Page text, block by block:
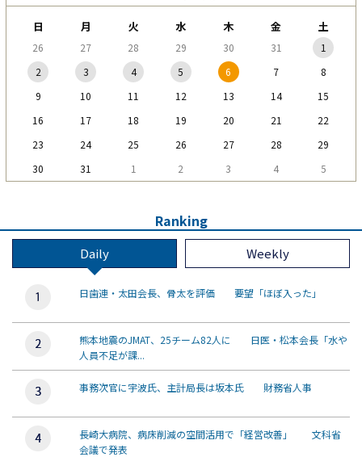
日 月 火 水 木 金 土
26 27 28 29 30 31
1
2
3 4 5 6 7
8
9
10 11 12 13 14
15
16
17 18 19 20 21
22
23
24 25 26 27 28
29
30
31 1 2 3 4 5
Ranking
Daily Weekly
日歯連・太田会長、骨太を評価 要望「ほぼ入った」
熊本地震のJMAT、25チーム82人に 日医・松本会長「水や
人員不足が課...
事務次官に宇波氏、主計局長は坂本氏 財務省人事
長崎大病院、病床削減の空間活用で「経営改善」 文科省
会議で発表